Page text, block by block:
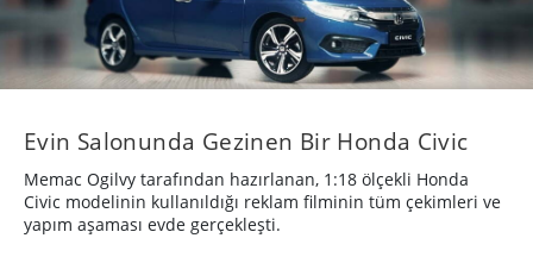
Evin Salonunda Gezinen Bir Honda Civic
Memac Ogilvy tarafından hazırlanan, 1:18 ölçekli Honda
Civic modelinin kullanıldığı reklam filminin tüm çekimleri ve
yapım aşaması evde gerçekleşti.